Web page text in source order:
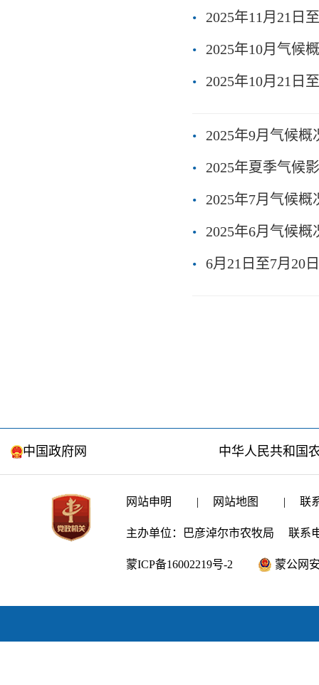
2025年11月21日
2025年10月气候
2025年10月21日
2025年9月气候
2025年夏季气候
2025年7月气候
2025年6月气候
6月21日至7月20
中国政府网 中华人民共和国
网站申明 | 网站地图 | 联
主办单位：巴彦淖尔市农牧局 联系
蒙ICP备16002219号-2 蒙公网